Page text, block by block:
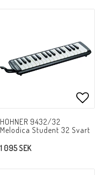
till i favoritlistan
HOHNER 9432/32
Melodica Student 32 Svart
1 095 SEK